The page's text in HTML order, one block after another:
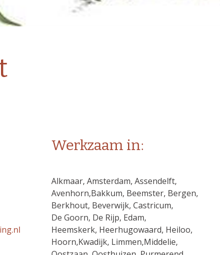
Werkzaam in:
Alkmaar, Amsterdam, Assendelft,
Avenhorn,Bakkum, Beemster, Bergen,
Berkhout, Beverwijk, Castricum,
De Goorn, De Rijp, Edam,
Heemskerk, Heerhugowaard, Heiloo,
Hoorn,Kwadijk, Limmen,Middelie,